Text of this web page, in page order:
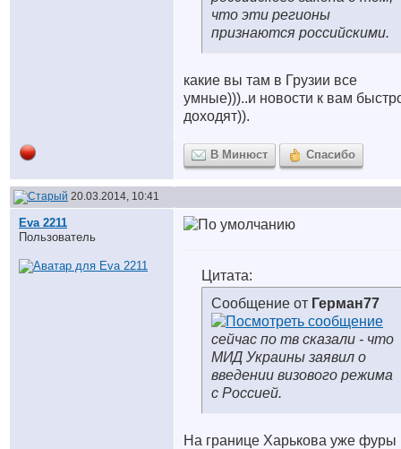
что эти регионы
признаются российскими.
какие вы там в Грузии все
умные)))..и новости к вам
доходят)).
В Минюст Спасибо
20.03.2014, 10:41
Eva 2211
Пользователь
Цитата:
Сообщение от Герман77
сейчас по тв сказали - что
МИД Украины заявил о
введении визового режима
с Россией.
На границе Харькова уже фуры